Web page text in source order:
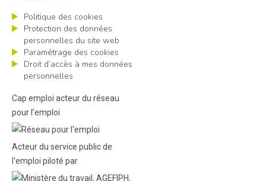
Politique des cookies
Protection des données
personnelles du site web
Paramétrage des cookies
Droit d’accès à mes données
personnelles
Cap emploi acteur du réseau
pour l’emploi
Acteur du service public de
l'emploi piloté par